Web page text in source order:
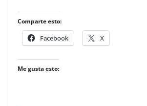
Comparte esto:
Facebook X
Me gusta esto: